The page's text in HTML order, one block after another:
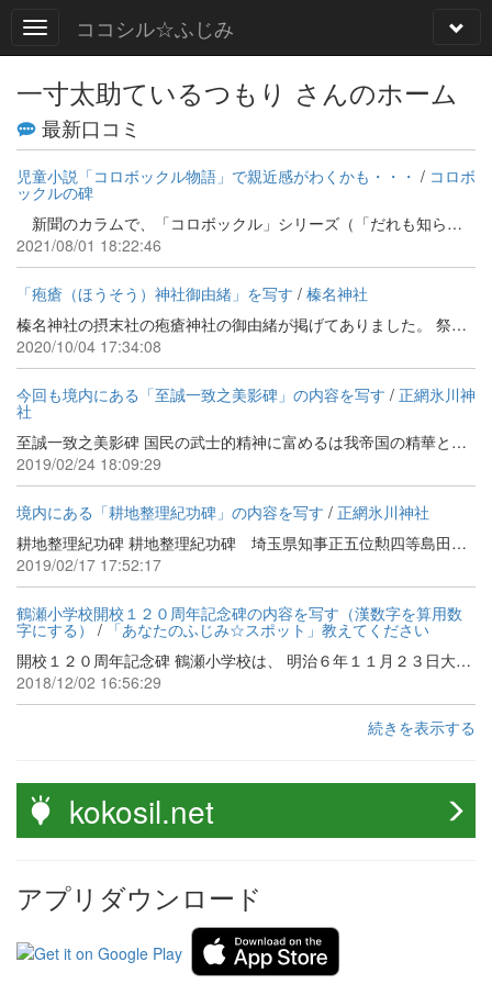
ココシル☆ふじみ
一寸太助ているつもり さんのホーム
最新口コミ
児童小説「コロボックル物語」で親近感がわくかも・・・ / コロボ
ックルの碑
新聞のカラムで、「コロボックル」シリーズ（「だれも知らない小さな国」） 佐藤さとるさん作品が、静かなブームだそうだ。 「コロボックル」とは、アイヌ民話に登場する「小人族」のこと。 主人公の小学3年生の少年が、家の近所の「小山」で小人の姿を見かけたことから物語が進む小説。 どうして富士見市に「コロボックルの碑」が？ 小人を見ることは出来ないが、近所の話として読んでみてはいかがでしょうか。 ※画像はシリーズの講談社文庫の表紙ふたつ
2021/08/01 18:22:46
「疱瘡（ほうそう）神社御由緒」を写す / 榛名神社
榛名神社の摂末社の疱瘡神社の御由緒が掲げてありました。 祭神 大禍津日命（おおまがつびのみこと） 西日本をイナゴの虫害が襲った享保の大飢饉（享保17年1732年）、また、奥羽（東北全般）の冷害を発端とする天明の大飢饉（天明２～7年１７８２～１７８７年）、天明３年の浅間山噴火による更なる冷害の時代に近い、安永年間（江戸中期１７７２～１７８１年）、村内に建立したと伝えています。 疱瘡とは痘瘡（とうそう）つまり天然痘の俗称です。疫病に関する不可思議を神として奉りました。 疱瘡神様の色は「赤」なのは、本能的発想的に元気を色に例えると赤になる。疱瘡のときの赤い発疹は予後が良い。血を忌むから。など諸説あります。 腸チフス菌、コレラ菌、１９１８年発症のスペイン風邪から現在にいたるインフルエンザ、またコロナウイルス等、人は、過去も、未来も、菌、ウイルスと共存しています。 疫病鎮静平癒を願い、同じ地球で皆平和で楽しい未来への行動をお守りされます。
2020/10/04 17:34:08
今回も境内にある「至誠一致之美影碑」の内容を写す / 正網氷川神
社
至誠一致之美影碑 国民の武士的精神に富めるは我帝国の精華として 宇内万邦の称揚惜かさる所なり 抑在郷軍人の任た る上勅諭勅語の御趣旨を奉礼し戮力協心常に軍人 精神の鍛練に努め軍事知識の増進を図り 以て世界 の平和を保証し国家の隆昌に対揚せんことを期す るに存り 故を以て之れか団体施設の事たる一にし て足らすと雖も動もすれは其の経費の関係より左 齬右齟思うて為す能はさるもの一再にして止まら す 洵に以て憾と為す前分会長故正八位輜重兵少尉 高野辰君 夙に之れを概き乃ち提議して基金造成の 計を立て大正６年１１月基金募集の議を決し翌７ 年之れに着手し以来５星霜挙村亦翕然として之れ に応し醵金３０００余円に達し分会の基礎始めて確立 することを得たり 因つて賛助諸彦の芳名を石に録 し其の赤誠を無窮に伝ふと云爾 大正１１年１１月２５日 帝国在郷軍人会水谷村分会撰 埼玉県入間郡書記関野亀之助書 ＊＊＊＊＊＊＊＊＊＊＊＊＊＊＊＊＊＊＊＊＊＊＊＊＊ 漢数字、旧漢字は変換、カタカナはひらがなにしています。 前回と同様に、明治・大正時代の碑文の「読み下し」は難しいですが、「帝国在郷軍人会」の様子を垣間見ることができます。
2019/02/24 18:09:29
境内にある「耕地整理紀功碑」の内容を写す / 正網氷川神社
耕地整理紀功碑 耕地整理紀功碑 埼玉県知事正五位勲四等島田剛太郎篆額 我邦古称瑞穂国土壌肥沃人情敦朴至輓近人多地少漸生争鬩則整理耕地以通灌漑 以増地力蓋可謂済時之急務也入間郡水谷村整理地区南沿柳瀬川東隔新河岸川接 宗岡村東西１３００余間南北５５０間面積８３町１段２畝２１歩而水源 窮乏僅有２潴水以供灌漑然其排水口土地甚低下与柳瀬新河岸水路僅通耳以故旱 歳田無完毛水歳則逆流汎濫就中如明治40年及明治４３年洪水没全区稲梁枯腐悲 惨不可名状郷之先輩有志苦慮経年会農商務省有奨励耕地整理之挙下付補助金本 県亦給以低利資金村人踴躍鋭意従事遂用／隣村三芳村竹間沢大排水為水源設耕地 整理組合明治４４年２月１８日起工至同年１０月６日竣工塍路井然溝澮称之運 搬之便灌排之利莫一不備而新得耕地５町３段歩於是積年之望始達闔村開愁眉洵 為昭代盛事焉鳴呼村人能利此機一致協同無愆厘生之道則今日之挙豈惟済時之急 務而己余久為本郡長常目賭惨状与有志先輩同憂者則碑銘之請不可以不文辞乃為 叙其梗概以貽後人銘日 克勝天時 克制地利 協心致和 剪除旧異 河伯戢威 炎帝釈奰 良穀穣々 嘉禾穟々 衣食己足 人知礼義 郷俗以敦 萬世受賜 大正２年１月上浣 埼玉県入間郡長従六位勲五等市川春太郎撰 埼玉県入間郡書記 神山太三郎書 ＊＊＊＊＊＊＊＊＊＊＊＊＊＊＊＊＊＊＊＊＊＊＊＊＊ 漢数字、旧漢字は変換しています。漢文・漢詩調のため解釈が難しいですが、概要を推測することは出来ると思います。碑文読解については、「田んぼ今昔」（平成２６年春季企画展＜難波田城資料館＞の図録）を参照しました。
2019/02/17 17:52:17
鶴瀬小学校開校１２０周年記念碑の内容を写す（漢数字を算用数
字にする） / 「あなたのふじみ☆スポット」教えてください
開校１２０周年記念碑 鶴瀬小学校は、 明治６年１１月２３日大字鶴馬来迎寺に、鶴馬小学校として開校以来１２０周年を迎える、 明治１４年９月１５日現鶴瀬公民館の場所に移転し、鶴馬学校と改称する。 明治２２年４月２１日鶴馬村と勝瀬村が合併して鶴瀬村が誕生したのに伴い、勝瀬学校と統合し鶴瀬学校となる。 明治２５年４月２１日小学校令により、鶴瀬尋常小学校と改称し、開校記念日を５月１日と定める。 明治３９年７月２０日鶴瀬尋常高等小学校と改称する。 昭和８年１１月２３日現在の地に校舎を新築し移転する。その時、地域の方より銀杏の苗が寄贈され、その後、６０年間の歴史を見守り大銀杏へ成長する、現在この大銀杏が地域や本校のシンボルとなっている。 昭和３６年頃より本市も都市化に伴い急激な人口増となり、鶴瀬西小学校、関沢小学校、勝瀬小学校、諏訪小学校と分離し現在に至る。心や勉学の拠り所であった卒業生の当時を偲ぶ熱き思いは、その後も、この地で育つ後輩たる児童たちによき校風として受け継がれているものと信じる。 ここに本校１２０年の歩みを記念し先人の偉業を賛え、更なる発展を願い、ここに記念碑を建立する 平成６年３月吉日 富士見市立鶴瀬小学校 開校百二十周年記念事業実行委員会 歴代ＰＴＡ正副会長会 卒業生有志の会
2018/12/02 16:56:29
続きを表示する
kokosil.net
アプリダウンロード